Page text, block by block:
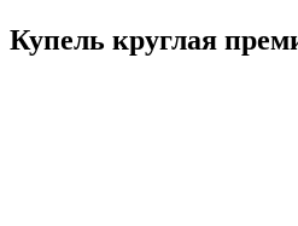
Купель круглая